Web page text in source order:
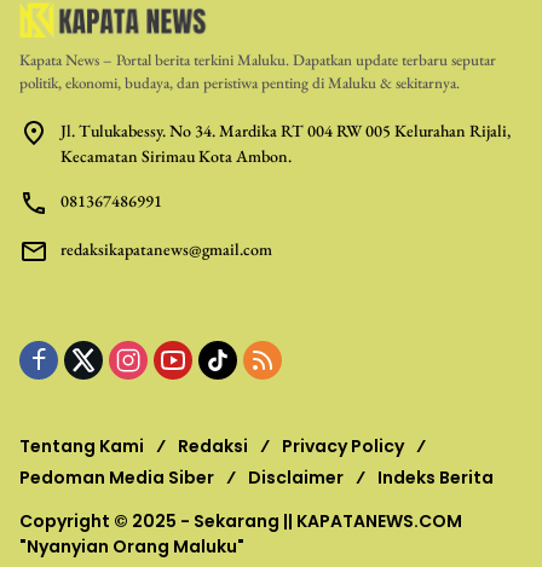
Kapata News – Portal berita terkini Maluku. Dapatkan update terbaru seputar
politik, ekonomi, budaya, dan peristiwa penting di Maluku & sekitarnya.
Jl. Tulukabessy. No 34. Mardika RT 004 RW 005 Kelurahan Rijali,
Kecamatan Sirimau Kota Ambon.
081367486991
redaksikapatanews@gmail.com
Tentang Kami Redaksi
Privacy Policy
Pedoman Media Siber
Disclaimer
Indeks Berita
Copyright © 2025 - Sekarang || KAPATANEWS.COM
"Nyanyian Orang Maluku"